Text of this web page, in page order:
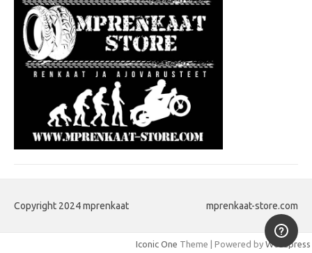
Copyright 2024 mprenkaat mprenkaat-store.com
Iconic One Theme | Powered by Wordpress